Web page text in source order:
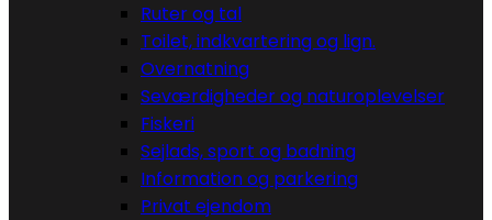
Ruter og tal
Toilet, indkvartering og lign.
Overnatning
Seværdigheder og naturoplevelser
Fiskeri
Sejlads, sport og badning
Information og parkering
Privat ejendom